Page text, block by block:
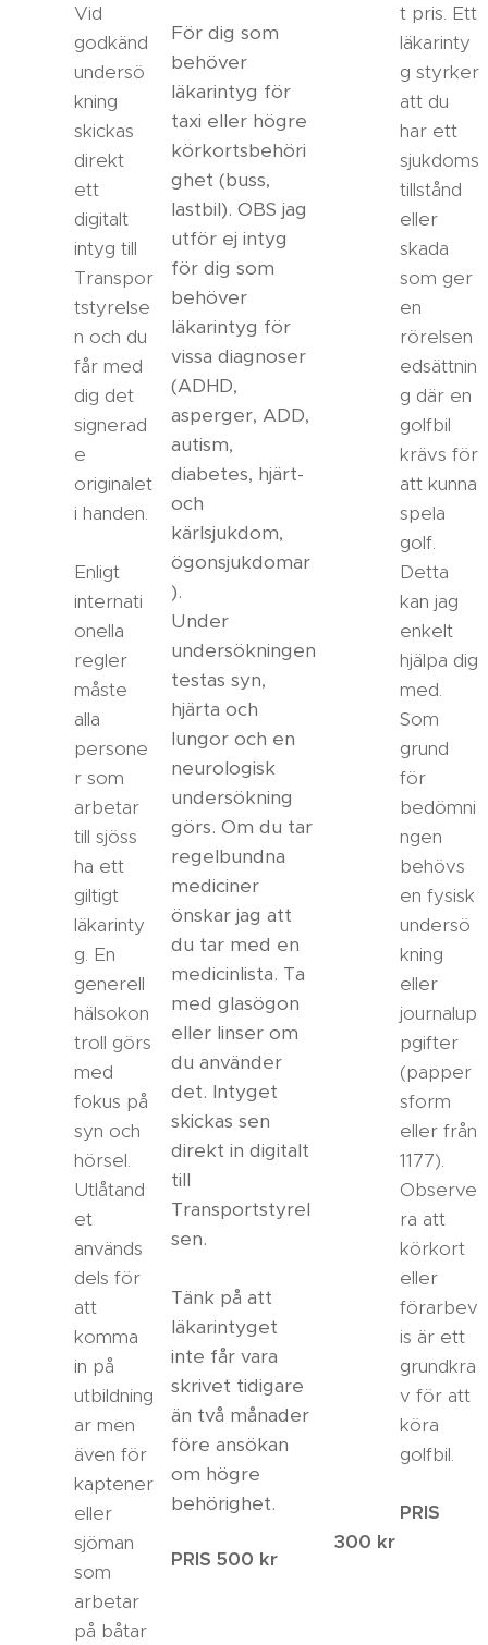
Vid
godkänd
undersö
kning
skickas
direkt
ett
digitalt
intyg till
Transpor
tstyrelse
n och du
får med
dig det
signerad
e
originalet
i handen.
Enligt
internati
onella
regler
måste
alla
persone
r som
arbetar
till sjöss
ha ett
giltigt
läkarinty
g. En
generell
hälsokon
troll görs
med
fokus på
syn och
hörsel.
Utlåtand
et
används
dels för
att
komma
in på
utbildning
ar men
även för
kaptener
eller
sjöman
som
arbetar
på båtar
För dig som
behöver
läkarintyg för
taxi eller högre
körkortsbehöri
ghet (buss,
lastbil). OBS jag
utför ej intyg
för dig som
behöver
läkarintyg för
vissa diagnoser
(ADHD,
asperger, ADD,
autism,
diabetes, hjärt-
och
kärlsjukdom,
ögonsjukdomar
).
Under
undersökningen
testas syn,
hjärta och
lungor och en
neurologisk
undersökning
görs. Om du tar
regelbundna
mediciner
önskar jag att
du tar med en
medicinlista. Ta
med glasögon
eller linser om
du använder
det. Intyget
skickas sen
direkt in digitalt
till
Transportstyrel
sen.
Tänk på att
läkarintyget
inte får vara
skrivet tidigare
än två månader
före ansökan
om högre
behörighet.
PRIS 500 kr
t pris. Ett
läkarinty
g styrker
att du
har ett
sjukdoms
tillstånd
eller
skada
som ger
en
rörelsen
edsättnin
g där en
golfbil
krävs för
att kunna
spela
golf.
Detta
kan jag
enkelt
hjälpa dig
med.
Som
grund
för
bedömni
ngen
behövs
en fysisk
undersö
kning
eller
journalup
pgifter
(papper
sform
eller från
1177).
Observe
ra att
körkort
eller
förarbev
is är ett
grundkra
v för att
köra
golfbil.
PRIS
300 kr